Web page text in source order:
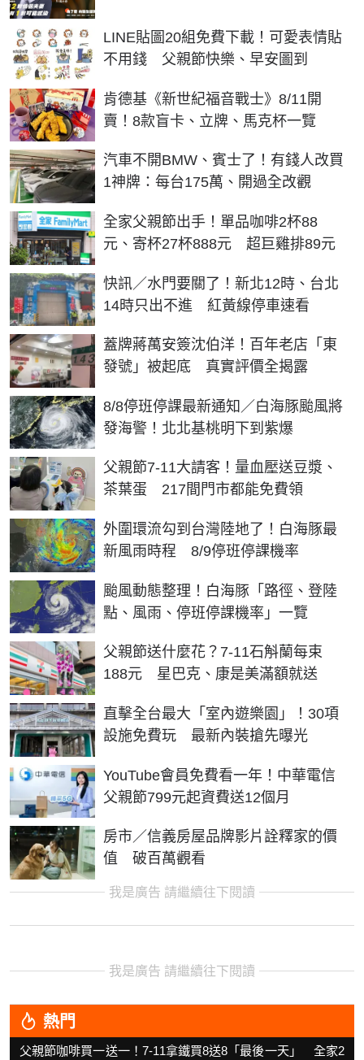
LINE貼圖20組免費下載！可愛表情貼
不用錢 父親節快樂、早安圖到
肯德基《新世紀福音戰士》8/11開
賣！8款盲卡、立牌、馬克杯一覽
汽車不開BMW、賓士了！有錢人改買
1神牌：每台175萬、開過全改觀
全家父親節出手！單品咖啡2杯88
元、寄杯27杯888元 超巨雞排89元
快訊／水門要關了！新北12時、台北
14時只出不進 紅黃線停車速看
蓋牌蔣萬安簽沈伯洋！百年老店「東
發號」被起底 真實評價全揭露
8/8停班停課最新通知／白海豚颱風將
發海警！北北基桃明下到紫爆
父親節7-11大請客！量血壓送豆漿、
茶葉蛋 217間門市都能免費領
外圍環流勾到台灣陸地了！白海豚最
新風雨時程 8/9停班停課機率
颱風動態整理！白海豚「路徑、登陸
點、風雨、停班停課機率」一覽
父親節送什麼花？7-11石斛蘭每束
188元 星巴克、康是美滿額就送
直擊全台最大「室內遊樂園」！30項
設施免費玩 最新內裝搶先曝光
YouTube會員免費看一年！中華電信
父親節799元起資費送12個月
房市／信義房屋品牌影片詮釋家的價
值 破百萬觀看
我是廣告 請繼續往下閱讀
我是廣告 請繼續往下閱讀
熱門
父親節咖啡買一送一！7-11拿鐵買8送8「最後一天」 全家2